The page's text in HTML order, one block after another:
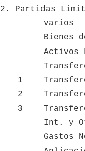
2. Partidas
varios
Bienes
Activos
1
2
3
Int. y
Gastos